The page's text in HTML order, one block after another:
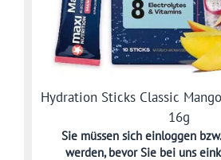
Hydration Sticks Classic
16g
Sie müssen sich einloggen
werden,bevor Sie bei uns